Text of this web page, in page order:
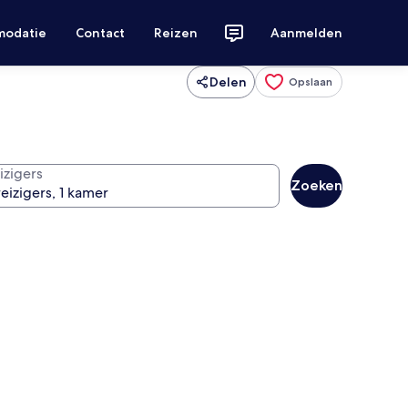
Contact Reizen Aanmelden
Delen Opslaan
Zoeken